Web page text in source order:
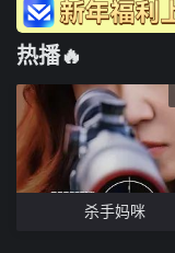
热播🔥
杀手妈咪